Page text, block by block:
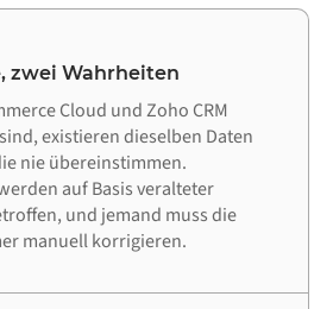
zwei Wahrheiten
Cloud und Zoho CRM
existieren dieselben Daten
nie übereinstimmen.
auf Basis veralteter
und jemand muss die
manuell korrigieren.